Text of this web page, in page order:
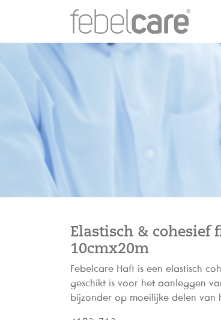
Elastisch & cohesief
10cmx20m
Febelcare Haft is een elastisch
geschikt is voor het aanleggen
bijzonder op moeilijke delen van